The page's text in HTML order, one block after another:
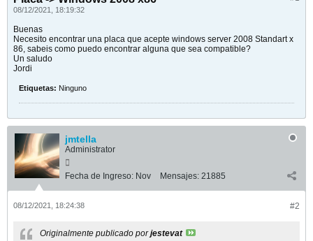
08/12/2021, 18:19:32
Buenas
Necesito encontrar una placa que acepte windows server 2008 Standart x
86, sabeis como puedo encontrar alguna que sea compatible?
Un saludo
Jordi
Etiquetas: Ninguno
jmtella
Administrator
Fecha de Ingreso: Nov Mensajes: 21885
#2
08/12/2021, 18:24:38
Originalmente publicado porjestevat